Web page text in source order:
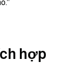
hợp